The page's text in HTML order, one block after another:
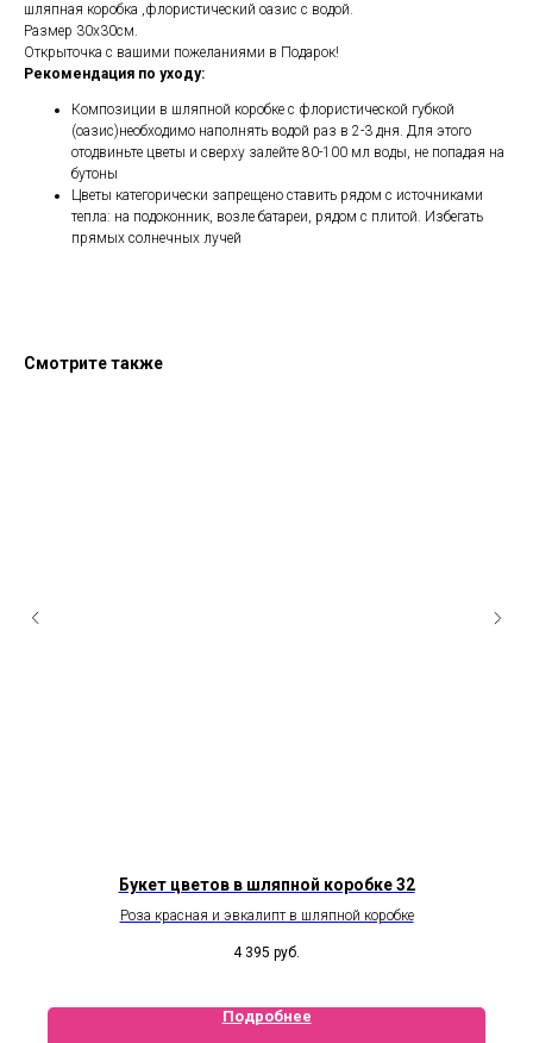
шляпная коробка ,флористический оазис с водой.
Размер 30х30см.
Открыточка с вашими пожеланиями в Подарок!
Рекомендация по уходу:
Композиции в шляпной коробке с флористической губкой
(оазис)необходимо наполнять водой раз в 2-3 дня. Для этого
отодвиньте цветы и сверху залейте 80-100 мл воды, не попадая на
бутоны
Цветы категорически запрещено ставить рядом с источниками
тепла: на подоконник, возле батареи, рядом с плитой. Избегать
прямых солнечных лучей
Смотрите также
Букет цветов в шляпной коробке 32
Роза красная и эвкалипт в шляпной коробке
4 395 руб.
Подробнее